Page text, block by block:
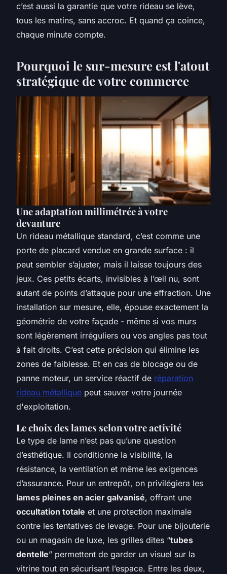
c’est aussi la garantie que votre rideau se lève,
tous les matins, sans accroc. Et quand ça coince,
chaque minute compte.
Pourquoi le sur-mesure est l'atout
stratégique de votre commerce
Une adaptation millimétrée à votre
devanture
Un rideau métallique standard, c’est comme une
porte de placard vendue en grande surface : il
peut sembler s’ajuster, mais il laisse toujours des
jeux. Ces petits écarts, invisibles à l’œil nu, sont
autant de points d’attaque pour une effraction. Une
installation sur mesure, elle, épouse exactement la
géométrie de votre façade - même si vos murs
sont légèrement irréguliers ou vos angles pas tout
à fait droits. C’est cette précision qui élimine les
zones de faiblesse. Et en cas de blocage ou de
panne moteur, un service réactif de réparation
rideau métallique peut sauver votre journée
d'exploitation.
Le choix des lames selon votre activité
Le type de lame n’est pas qu’une question
d’esthétique. Il conditionne la visibilité, la
résistance, la ventilation et même les exigences
d’assurance. Pour un entrepôt, on privilégiera les
lames pleines en acier galvanisé, offrant une
occultation totale et une protection maximale
contre les tentatives de levage. Pour une bijouterie
ou un magasin de luxe, les grilles dites “tubes
dentelle” permettent de garder un visuel sur la
vitrine tout en sécurisant l’espace. Entre les deux,